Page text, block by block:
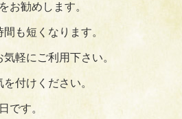
お勧めします。
も短くなります。
軽にご利用下さい。
付けください。
です。